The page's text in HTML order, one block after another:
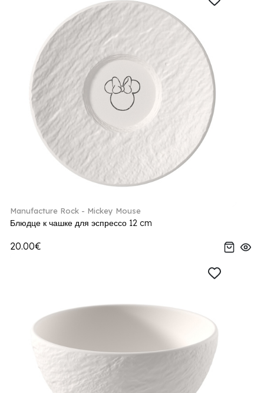
Manufacture Rock - Mickey Mouse
Блюдце к чашке для эспрессо 12 cm
20.00€